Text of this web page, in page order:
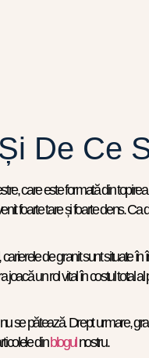
De Ce
care este formată din
foarte tare și foarte dens.
de granit sunt situate
un rol vital în costul total
se pătează. Drept urmare,
dinblogulnostru.